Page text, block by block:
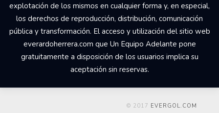
explotación de los mismos en cualquier forma y, en especial,
los derechos de reproducción, distribución, comunicación
pública y transformación. El acceso y utilización del sitio web
everardoherrera.com que Un Equipo Adelante pone
gratuitamente a disposición de los usuarios implica su
aceptación sin reservas.
© 2017 EVERGOL.COM